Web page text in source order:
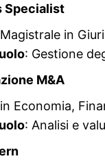
Specialist
in
: Gestione
M&A
Economia,
: Analisi e